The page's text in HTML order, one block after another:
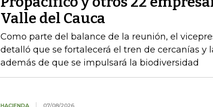
Valle del Cauca
Como parte del balance de la reunión, el
detalló que se fortalecerá el tren de cercanías y
además de que se impulsará la biodiversidad
HACIENDA 07/08/2026